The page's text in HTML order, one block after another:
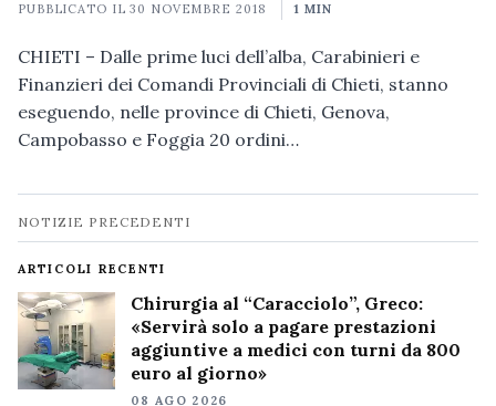
PUBBLICATO IL30 NOVEMBRE 2018 1 MIN
CHIETI – Dalle prime luci dell’alba, Carabinieri e
Finanzieri dei Comandi Provinciali di Chieti, stanno
eseguendo, nelle province di Chieti, Genova,
Campobasso e Foggia 20 ordini…
Navigazione
notizie
NOTIZIE PRECEDENTI
ARTICOLI RECENTI
Chirurgia al “Caracciolo”, Greco:
«Servirà solo a pagare prestazioni
aggiuntive a medici con turni da 800
euro al giorno»
08 AGO 2026